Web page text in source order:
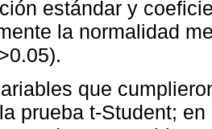
estándar y
la normalidad
que
prueba t-Student;